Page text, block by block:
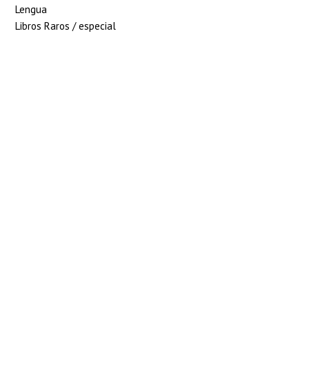
Lengua
Libros Raros / especial